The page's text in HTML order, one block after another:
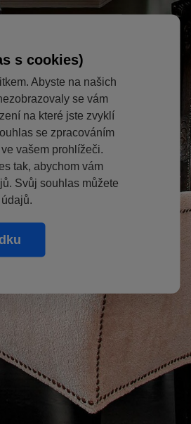
s cookies)
Abyste na našich
se vám
na které jste zvyklí
se zpracováním
vašem prohlížeči.
tak, abychom vám
Svůj souhlas můžete